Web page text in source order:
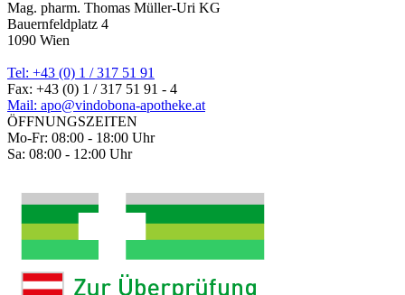
Mag. pharm. Thomas Müller-Uri KG
Bauernfeldplatz 4
1090 Wien
Tel: +43 (0) 1 / 317 51 91
Fax: +43 (0) 1 / 317 51 91 - 4
Mail: apo@vindobona-apotheke.at
ÖFFNUNGSZEITEN
Mo-Fr: 08:00 - 18:00 Uhr
Sa: 08:00 - 12:00 Uhr